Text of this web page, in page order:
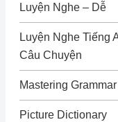
Luyện Nghe – Dễ
Luyện Nghe Tiếng
Câu Chuyện
Mastering
Picture Dictionary